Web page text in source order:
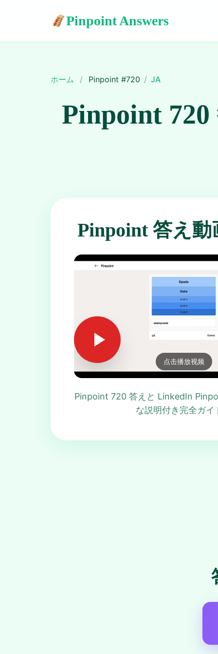
Pinpoint Answers
ホーム / Pinpoint #720 / JA
Pinpoint
Pinpoint 答え
点击播放视频
Pinpoint 720 答えと LinkedIn
な説明付き完全ガイ